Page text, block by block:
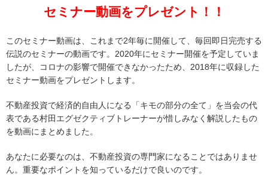
セミナー動画をプレゼント！！
このセミナー動画は、これまで2年毎に開催して、毎回即日完売する
伝説のセミナーの動画です。2020年にセミナー開催を予定していま
したが、コロナの影響で開催できなかったため、2018年に収録した
セミナー動画をプレゼントします。
不動産投資で経済的自由人になる「キモの部分の全て」を当会の代
表である村田エグゼクティブトレーナーが惜しみなく解説したもの
を動画にまとめました。
あなたに必要なのは、不動産投資の専門家になることではありませ
ん。重要なポイントを知っているだけで良いのです。